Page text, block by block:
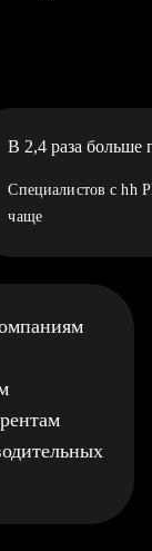
В 2,4 раза больше
Специалистов с hh
чаще